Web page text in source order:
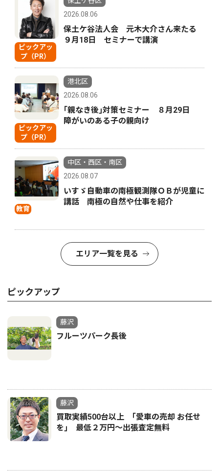
ピックアッ
プ（PR）
2026.08.06
保土ケ谷法人会 元木大介さん来たる
９月18日 セミナーで講演
ピックアッ
プ（PR）
港北区
2026.08.06
｢親なき後｣対策セミナー ８月29日
障がいのある子の親向け
教育
中区・西区・南区
2026.08.07
いすゞ自動車の南極観測隊ＯＢが児童に
講話 南極の自然や仕事を紹介
エリア一覧を見る
ピックアップ
藤沢
フルーツパーク長後
藤沢
買取実績500台以上 ｢愛車の売却 お任せ
を｣ 最低２万円〜出張査定無料